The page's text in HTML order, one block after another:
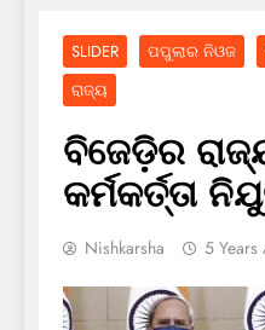
SLIDER ପପୁଲାର ନିଓଜ
ରାଜ୍ୟ
ବିଜେଡ଼ିର
କର୍ମକର୍ତ୍ତା
Nishkarsha 5 Years